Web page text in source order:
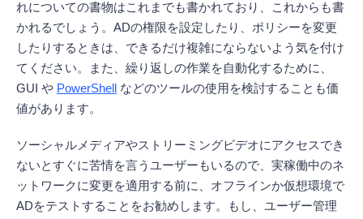
れについての書物はこれまでも書かれており、これからも書
かれるでしょう。ADの権限を設定したり、ポリシーを変更
したりするときは、できるだけ複雑にならないよう気を付け
てください。また、繰り返しの作業を自動化するために、
GUI や PowerShell
などのツールの使用を検討することも価
値があります。
ソーシャルメディアやストリーミングビデオにアクセスでき
ないとすぐに苦情を言うユーザーもいるので、実稼働中のネ
ットワークに変更を適用する前に、オフラインか仮想環境で
ADをテストすることをお勧めします。もし、ユーザー管理